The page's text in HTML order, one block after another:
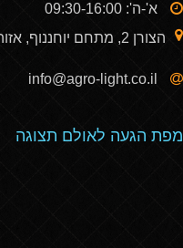
א'-ה': 09:30-16:00
הצורן 2, מתחם יוחננוף, אזוה''ת פולג, נתניה
מפת הגעה לאולם תצוגה